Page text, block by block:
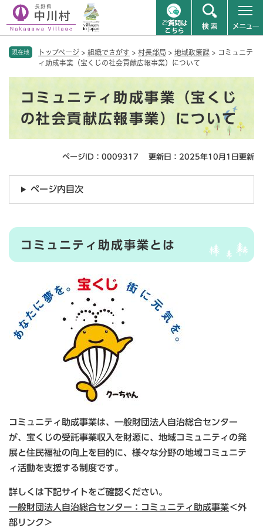
現在地 トップページ > 組織でさがす > 村長部局 > 地域政策課 > コミュニテ
ィ助成事業（宝くじの社会貢献広報事業）について
コミュニティ助成事業（宝くじ
の社会貢献広報事業）について
ページID：0009317 更新日：2025年10月1日更新
ページ内目次
コミュニティ助成事業とは
コミュニティ助成事業は、一般財団法人自治総合センター
が、宝くじの受託事業収入を財源に、地域コミュニティの発
展と住民福祉の向上を目的に、様々な分野の地域コミュニテ
ィ活動を支援する制度です。
詳しくは下記サイトをご確認ください。
一般財団法人自治総合センター：コミュニティ助成事業＜外
部リンク＞